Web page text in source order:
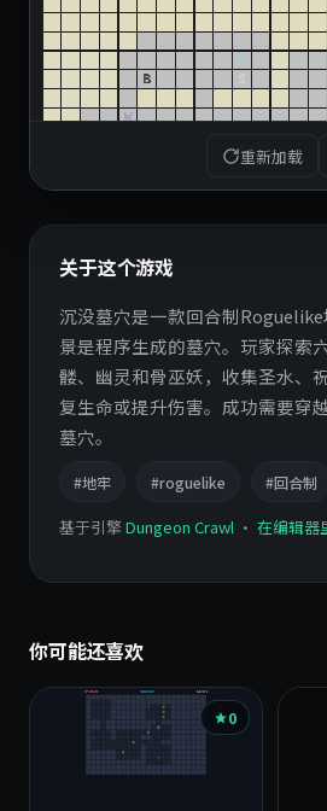
重新加载
关于这个游戏
沉没墓穴是一款回合制
景是程序生成的墓穴。玩家探索
髅、幽灵和骨巫妖，收集圣水、
复生命或提升伤害。成功需要穿
墓穴。
#地牢 #roguelike #回合制
基于引擎Dungeon Crawl · 在编辑器
你可能还喜欢
0